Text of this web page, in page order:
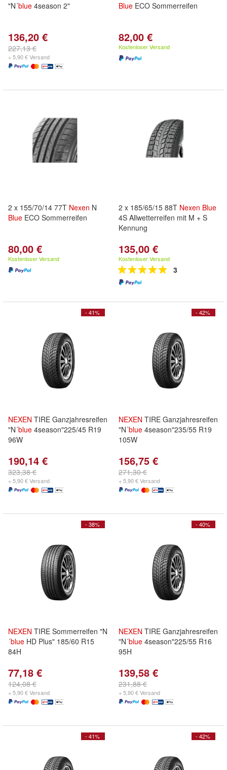
"N´blue 4season 2"
136,20 €
227,13 €
+ 5,90 € Versand
Blue ECO Sommerreifen
82,00 €
Kostenloser Versand
2 x 155/70/14 77T Nexen N
Blue ECO Sommerreifen
80,00 €
Kostenloser Versand
2 x 185/65/15 88T Nexen Blue
4S Allwetterreifen mit M + S
Kennung
135,00 €
Kostenloser Versand
3
- 41%
NEXEN TIRE Ganzjahresreifen
"N´blue 4season"225/45 R19
96W
190,14 €
323,38 €
+ 5,90 € Versand
- 42%
NEXEN TIRE Ganzjahresreifen
"N´blue 4season"235/55 R19
105W
156,75 €
271,30 €
+ 5,90 € Versand
- 38%
NEXEN TIRE Sommerreifen "N
´blue HD Plus" 185/60 R15
84H
77,18 €
124,08 €
+ 5,90 € Versand
- 40%
NEXEN TIRE Ganzjahresreifen
"N´blue 4season"225/55 R16
95H
139,58 €
231,88 €
+ 5,90 € Versand
- 41% - 42%